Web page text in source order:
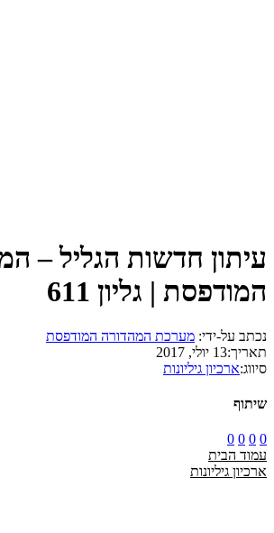
עיתון חדשות הגליל –
המודפסת | גליון 611
נכתב על-ידי: מערכת המהדורה המודפסת
תאריך:13 יולי, 2017
סיווג:ארכיון גיליונות
שיתוף
0
0
0
0
עמוד הבית
ארכיון גיליונות